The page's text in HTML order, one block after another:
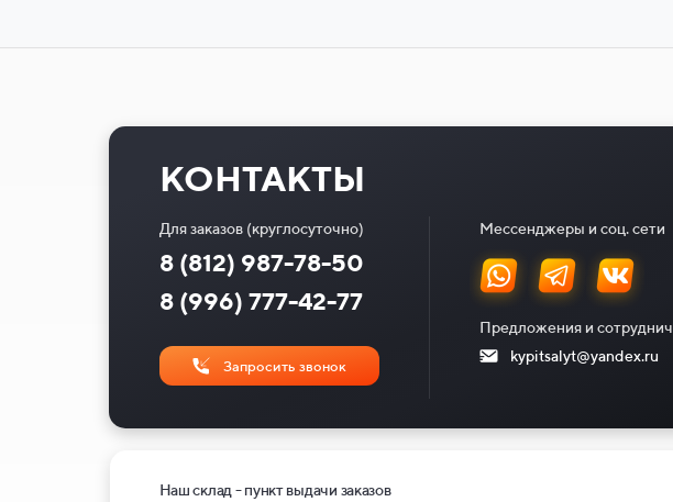
КОНТАКТЫ
Для заказов (круглосуточно)
8 (996) 777-42-77
8 (812) 987-78-50
Запросить звонок
Мессенджеры и соц. сети
Предложения и
kypitsalyt@yandex.ru
Наш склад - пункт выдачи заказов